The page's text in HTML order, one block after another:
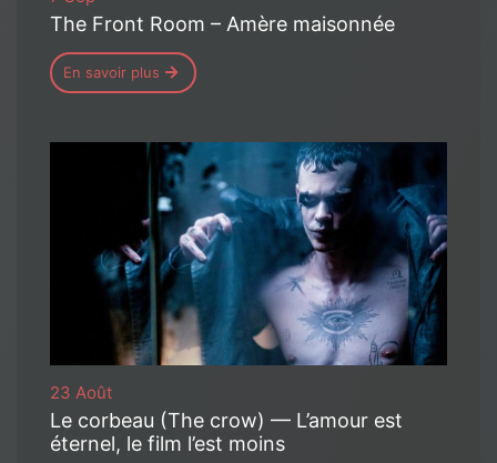
The Front Room – Amère maisonnée
En savoir plus
23 Août
Le corbeau (The crow) — L’amour est
éternel, le film l’est moins